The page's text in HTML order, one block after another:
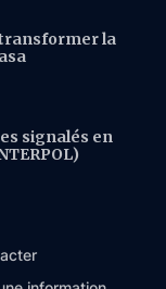
transformer la
signalés en